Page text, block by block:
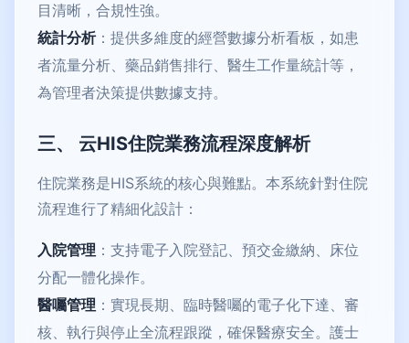
目清晰，合規性強。
統計分析：提供多維度的經營數據分析看板，如患
者流量分析、藥品銷售排行、醫生工作量統計等，
為管理者決策提供數據支持。
三、 云HIS住院業務流程深度解析
住院業務是HIS系統的核心與難點。本系統針對住院
流程進行了精細化設計：
入院管理 ：支持電子入院登記、預交金繳納、床位
分配一體化操作。
醫囑管理 ：實現長期、臨時醫囑的電子化下達、審
核、執行與停止全流程跟蹤，確保醫療安全。護士